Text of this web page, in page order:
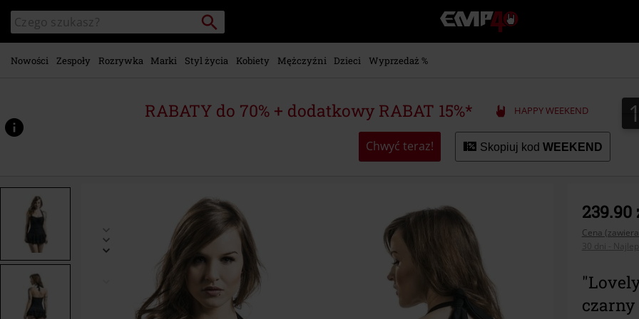
głównej
zawartości
Wyszukaj
katalog
Szukaj
EMP
-
Merch
Seriali
Gier
Nowości Zespoły Rozrywka Marki Styl życia Kobiety Mężczyźni Dzieci Wyprzedaż %
RABATY do 70% + dodatkowy RABAT 15%* HAPPY WEEKEND 1
1
Chwyć teraz! Skopiuj kod WEEKEND
www.emp-
p/lovely-
341276.html
239.90
Cena
30 dni -
czarny